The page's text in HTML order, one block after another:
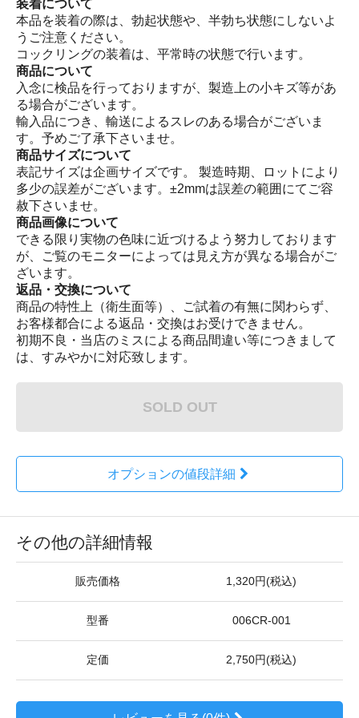
装着について
本品を装着の際は、勃起状態や、半勃ち状態にしないよ
うご注意ください。
コックリングの装着は、平常時の状態で行います。
商品について
入念に検品を行っておりますが、製造上の小キズ等があ
る場合がございます。
輸入品につき、輸送によるスレのある場合がございま
す。予めご了承下さいませ。
商品サイズについて
表記サイズは企画サイズです。 製造時期、ロットにより
多少の誤差がございます。±2mmは誤差の範囲にてご容
赦下さいませ。
商品画像について
できる限り実物の色味に近づけるよう努力しております
が、ご覧のモニターによっては見え方が異なる場合がご
ざいます。
返品・交換について
商品の特性上（衛生面等）、ご試着の有無に関わらず、
お客様都合による返品・交換はお受けできません。
初期不良・当店のミスによる商品間違い等につきまして
は、すみやかに対応致します。
SOLD OUT
オプションの値段詳細
その他の詳細情報
販売価格 1,320円(税込)
型番 006CR-001
定価 2,750円(税込)